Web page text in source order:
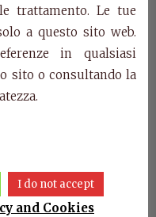
– Wardrobe Dogi di
Venezia
trattamento. Le tue
a questo sito web.
in qualsiasi
sito o consultando la
I do not accept
and Cookies